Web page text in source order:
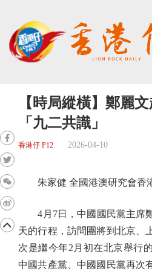
【時局縱橫】鄭麗
「九二共識」
香港仔 P12 2026-04-10
朱家健 全國港澳研究會香
4月7日，中國國民黨主席
天的行程，訪問團將到北京、
次是繼今年2月初在北京舉行
中國共產黨、中國國民黨再次